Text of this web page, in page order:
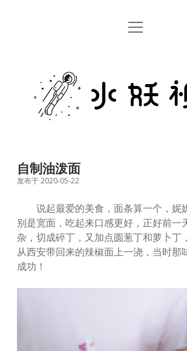
首页
关于
open
妖
视
自制油泼面
发布于 2020-05-22
说起最爱的美食，面条算一个，妮
别是宽面，吃起来口感更好，正好前一
杂，切成碎丁，又加点圆葱丁和萝卜丁
从西安带回来的辣椒面上一浇，当时那
成功！